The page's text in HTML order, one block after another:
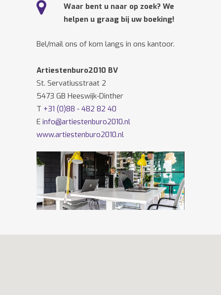
Waar bent u naar op zoek? We
helpen u graag bij uw boeking!
Bel/mail ons of kom langs in ons kantoor.
Artiestenburo2010 BV
St. Servatiusstraat 2
5473 GB Heeswijk-Dinther
T +31 (0)88 - 482 82 40
E info@artiestenburo2010.nl
www.artiestenburo2010.nl
Volg ons ook opFacebookenTwitter